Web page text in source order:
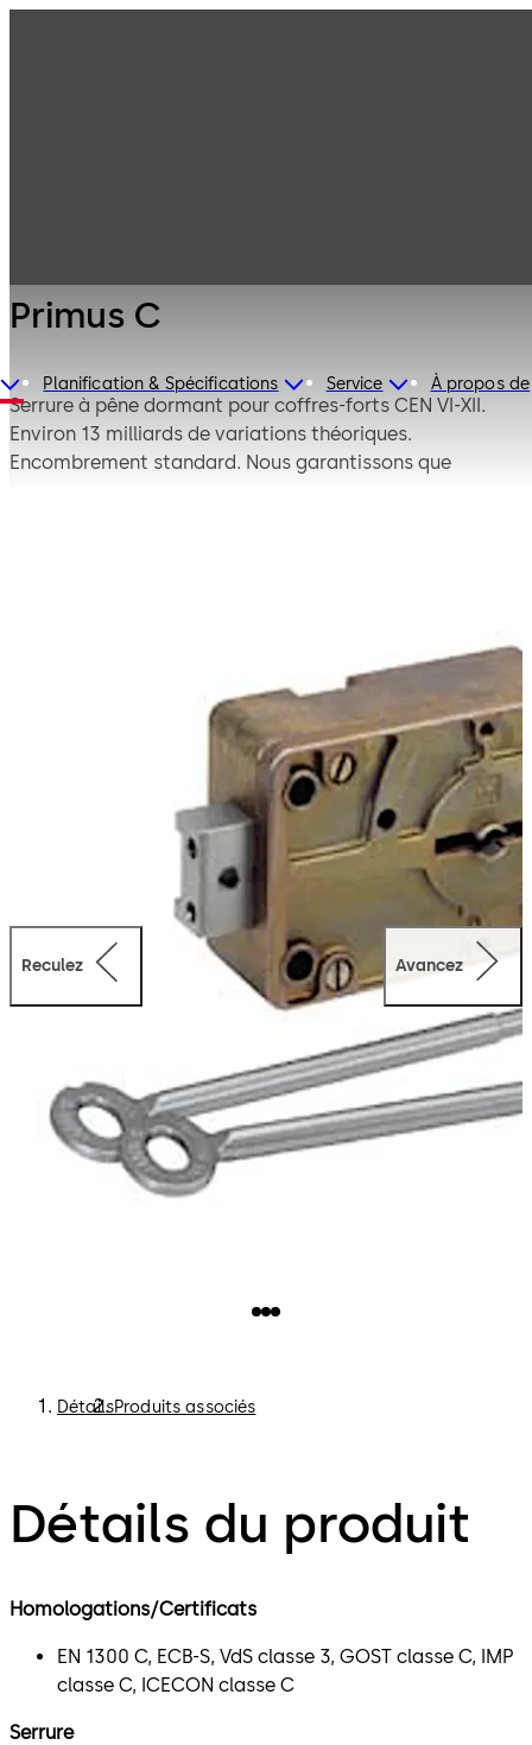
Planification & Spécifications Service À propos de
Primus C
Serrure à pêne dormant pour coffres-forts CEN VI-XII.
Environ 13 milliards de variations théoriques.
Encombrement standard. Nous garantissons que
Reculez Avancez
DétailsProduits associés
Détails du produit
Homologations/Certificats
EN 1300 C, ECB-S, VdS classe 3, GOST classe C, IMP
classe C, ICECON classe C
Serrure